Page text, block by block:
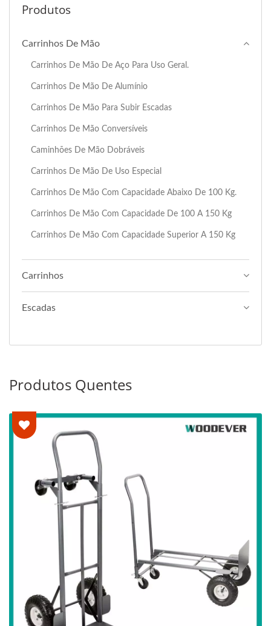
Produtos
Carrinhos De Mão
Carrinhos De Mão De Aço Para Uso Geral.
Carrinhos De Mão De Alumínio
Carrinhos De Mão Para Subir Escadas
Carrinhos De Mão Conversíveis
Caminhões De Mão Dobráveis
Carrinhos De Mão De Uso Especial
Carrinhos De Mão Com Capacidade Abaixo De 100 Kg.
Carrinhos De Mão Com Capacidade De 100 A 150 Kg
Carrinhos De Mão Com Capacidade Superior A 150 Kg
Carrinhos
Escadas
Produtos Quentes